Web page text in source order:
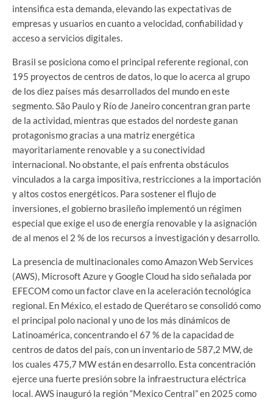
intensifica esta demanda, elevando las expectativas de
empresas y usuarios en cuanto a velocidad, confiabilidad y
acceso a servicios digitales.
Brasil se posiciona como el principal referente regional, con
195 proyectos de centros de datos, lo que lo acerca al grupo
de los diez países más desarrollados del mundo en este
segmento. São Paulo y Río de Janeiro concentran gran parte
de la actividad, mientras que estados del nordeste ganan
protagonismo gracias a una matriz energética
mayoritariamente renovable y a su conectividad
internacional. No obstante, el país enfrenta obstáculos
vinculados a la carga impositiva, restricciones a la importación
y altos costos energéticos. Para sostener el flujo de
inversiones, el gobierno brasileño implementó un régimen
especial que exige el uso de energía renovable y la asignación
de al menos el 2 % de los recursos a investigación y desarrollo.
La presencia de multinacionales como Amazon Web Services
(AWS), Microsoft Azure y Google Cloud ha sido señalada por
EFECOM como un factor clave en la aceleración tecnológica
regional. En México, el estado de Querétaro se consolidó como
el principal polo nacional y uno de los más dinámicos de
Latinoamérica, concentrando el 67 % de la capacidad de
centros de datos del país, con un inventario de 587,2 MW, de
los cuales 475,7 MW están en desarrollo. Esta concentración
ejerce una fuerte presión sobre la infraestructura eléctrica
local. AWS inauguró la región “Mexico Central” en 2025 como